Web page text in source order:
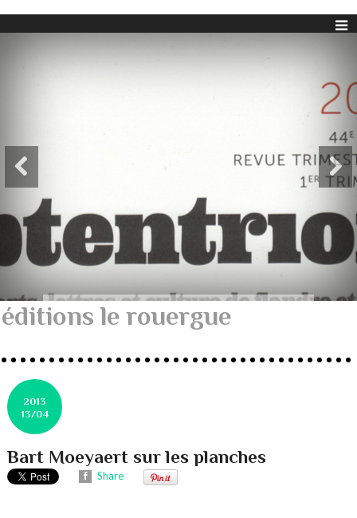
éditions le rouergue
2013
13/04
Bart Moeyaert sur les planches
Share